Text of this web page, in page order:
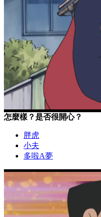
怎麼樣？是否很開心？
胖虎
小夫
多啦A夢